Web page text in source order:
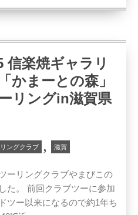
信楽焼ギャラリ
かまーとの森」
リングin滋賀県
ングクラブ , 滋賀
ーリングクラブやまびこの
た。 前回クラブツーに参加
ツー以来になるので約1年ち